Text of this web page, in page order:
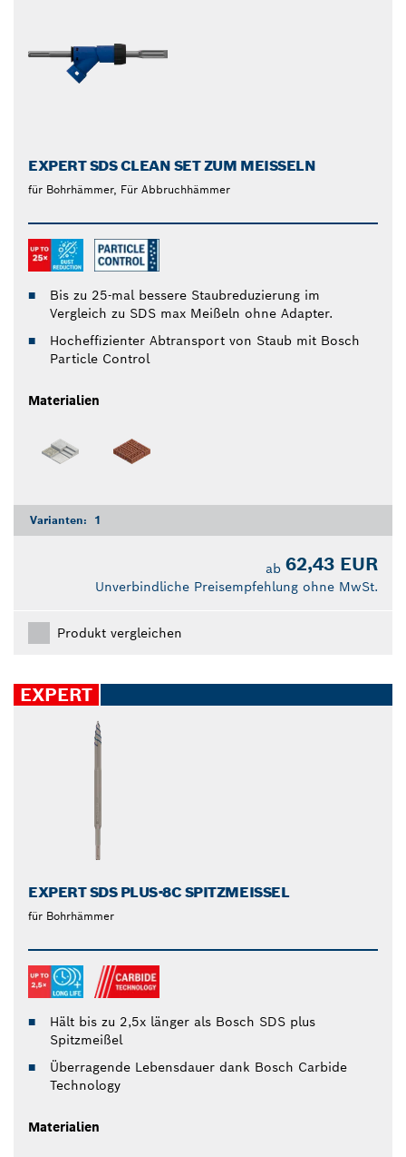
EXPERT SDS CLEAN SET ZUM MEISSELN
für Bohrhämmer, Für Abbruchhämmer
Bis zu 25-mal bessere Staubreduzierung im
Vergleich zu SDS max Meißeln ohne Adapter.
Hocheffizienter Abtransport von Staub mit Bosch
Particle Control
Materialien
Varianten: 1
ab 62,43 EUR
Unverbindliche Preisempfehlung ohne MwSt.
Produkt vergleichen
EXPERT
EXPERT SDS PLUS-8C SPITZMEISSEL
für Bohrhämmer
Hält bis zu 2,5x länger als Bosch SDS plus
Spitzmeißel
Überragende Lebensdauer dank Bosch Carbide
Technology
Materialien